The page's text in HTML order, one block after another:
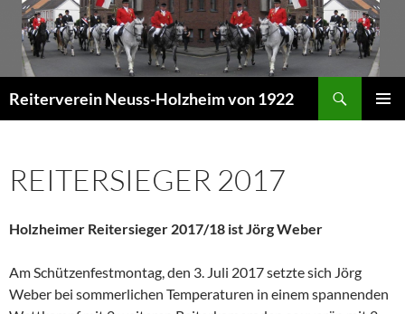
Zum
Inhalt
springen
Reiterverein Neuss-Holzheim von 1922
REITERSIEGER 2017
Holzheimer Reitersieger 2017/18 ist Jörg Weber
Am Schützenfestmontag, den 3. Juli 2017 setzte sich Jörg
Weber bei sommerlichen Temperaturen in einem spannenden